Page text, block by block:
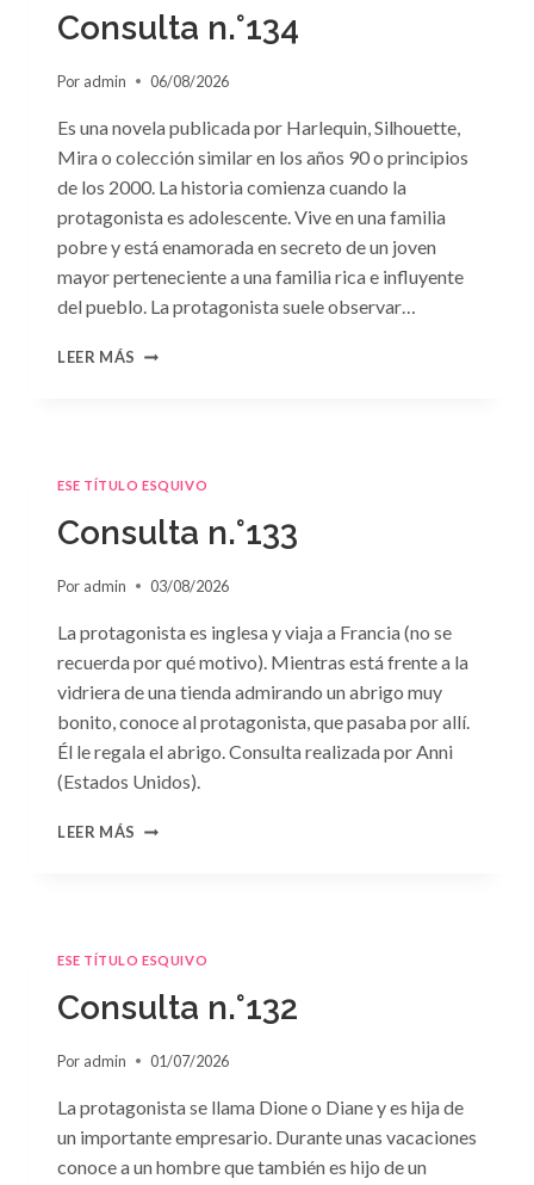
Consulta n.°134
Por admin 06/08/2026
Es una novela publicada por Harlequin, Silhouette,
Mira o colección similar en los años 90 o principios
de los 2000. La historia comienza cuando la
protagonista es adolescente. Vive en una familia
pobre y está enamorada en secreto de un joven
mayor perteneciente a una familia rica e influyente
del pueblo. La protagonista suele observar…
LEER MÁS CONSULTA
ESE TÍTULO ESQUIVO
Consulta n.°133
Por admin 03/08/2026
La protagonista es inglesa y viaja a Francia (no se
recuerda por qué motivo). Mientras está frente a la
vidriera de una tienda admirando un abrigo muy
bonito, conoce al protagonista, que pasaba por allí.
Él le regala el abrigo. Consulta realizada por Anni
(Estados Unidos).
LEER MÁS CONSULTA
ESE TÍTULO ESQUIVO
Consulta n.°132
Por admin 01/07/2026
La protagonista se llama Dione o Diane y es hija de
un importante empresario. Durante unas vacaciones
conoce a un hombre que también es hijo de un